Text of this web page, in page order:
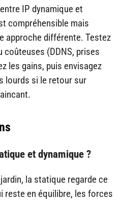
IP dynamique et
compréhensible mais
approche différente. Testez
coûteuses (DDNS, prises
les gains, puis envisagez
lourds si le retour sur
et dynamique ?
la statique regarde ce
reste en équilibre, les forces